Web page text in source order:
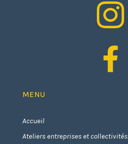


MENU
Accueil
Ateliers entreprises et collectivités